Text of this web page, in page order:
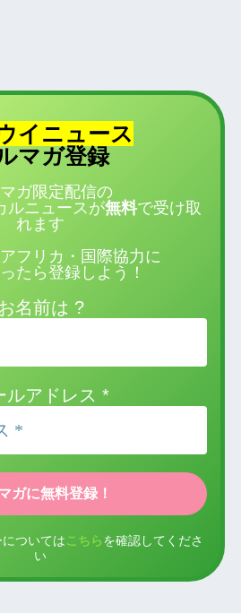
イニュース
マガ登録
ガ限定配信の
ルニュースが無料で受け取
れます
フリカ・国際協力に
たら登録しよう！
名前は ?
ルアドレス *
ついては こちら を確認してくださ
い